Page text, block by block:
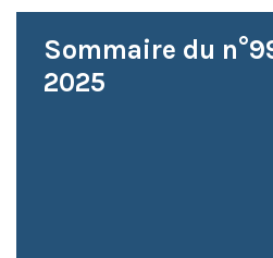
Sommaire du
2025